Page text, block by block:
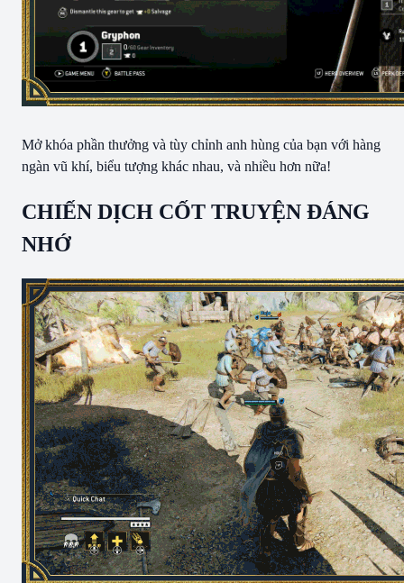
Mở khóa phần thưởng và tùy chỉnh anh hùng của bạn với hàng
ngàn vũ khí, biểu tượng khác nhau, và nhiều hơn nữa!
CHIẾN DỊCH CỐT TRUYỆN ĐÁNG
NHỚ